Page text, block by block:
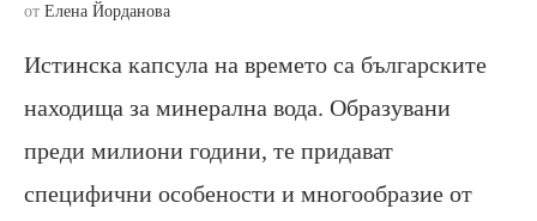
от Елена Йорданова
Истинска капсула на времето са българските
находища за минерална вода. Образувани
преди милиони години, те придават
специфични особености и многообразие от